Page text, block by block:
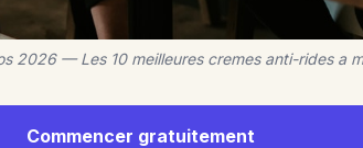
2026 — Les 10 meilleures cremes anti-rides a
Commencer gratuitement